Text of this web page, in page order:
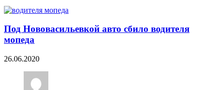
Под Нововасильевкой авто сбило водителя
мопеда
26.06.2020